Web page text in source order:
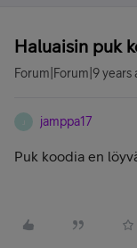
Haluaisin puk
Forum|Forum|9 years
jamppa17
Puk koodia en